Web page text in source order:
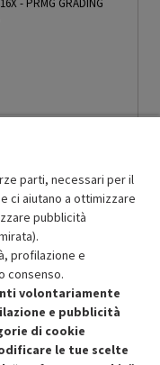
- PRMG GRADING
ricondizionato.
parti, necessari per il
ci aiutano a ottimizzare
pubblicità
profilazione e
consenso.
volontariamente
e pubblicità
di cookie
le tue scelte